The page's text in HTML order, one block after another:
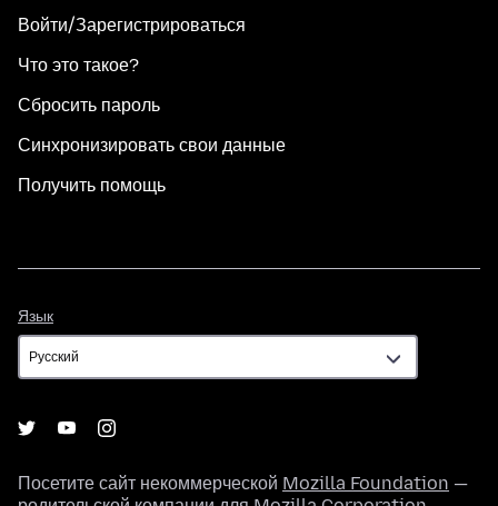
Войти/Зарегистрироваться
Что это такое?
Сбросить пароль
Синхронизировать свои данные
Получить помощь
Язык
Посетите сайт некоммерческой Mozilla Foundation —